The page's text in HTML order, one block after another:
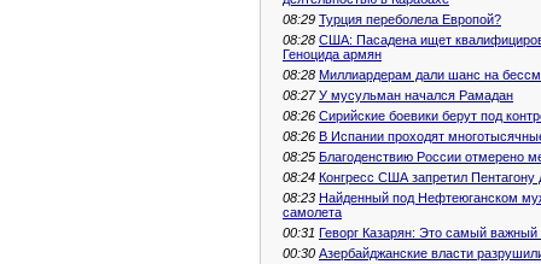
08:29 Турция переболела Европой?
08:28 США: Пасадена ищет
Геноцида армян
08:28 Миллиардерам дали шанс на
08:27 У мусульман начался Рамадан
08:26 Сирийские боевики берут под
08:26 В Испании проходят
08:25 Благоденствию России отмерено
08:24 Конгресс США запретил Пентагону
08:23 Найденный под Нефтеюганском
самолета
00:31 Геворг Казарян: Это самый важный
00:30 Азербайджанские власти